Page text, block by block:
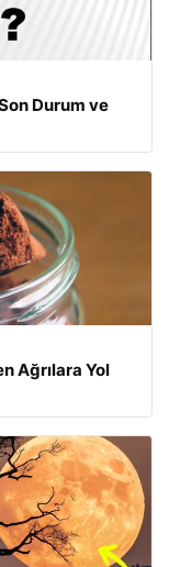
Durum ve
Ağrılara Yol